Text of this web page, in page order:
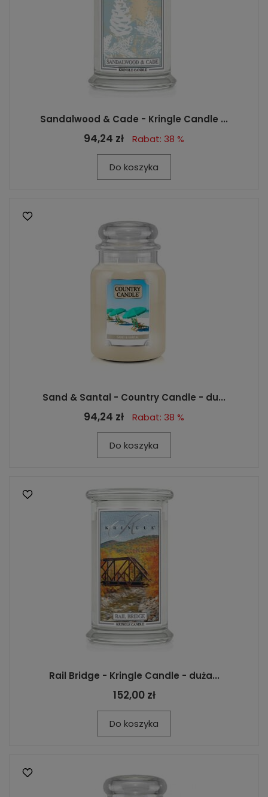
Sandalwood & Cade - Kringle Candle ...
94,24 zł Rabat: 38 %
Do koszyka
Sand & Santal - Country Candle - du...
94,24 zł Rabat: 38 %
Do koszyka
Rail Bridge - Kringle Candle - duża...
152,00 zł
Do koszyka